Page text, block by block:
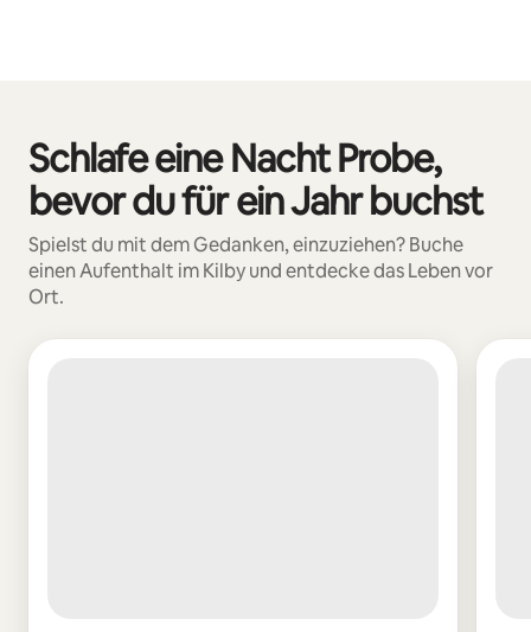
Schlafe eine Nacht Probe,
bevor du für ein Jahr buchst
Spielst du mit dem Gedanken, einzuziehen? Buche
einen Aufenthalt im Kilby und entdecke das Leben vor
Ort.
0 von 0 Artikeln